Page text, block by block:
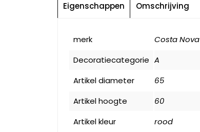
Eigenschappen Omschrijving
merk
Costa Nova
Decoratiecategorie A
Artikel diameter
65
Artikel hoogte
60
Artikel kleur
rood